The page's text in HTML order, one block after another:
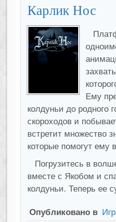
Карлик Нос
Ему
колдуньи до родного
скороходов и
встретит множество
которые помогут ему
Погрузитесь в
вместе с Якобом и
колдуньи. Теперь ее
Опубликовано в